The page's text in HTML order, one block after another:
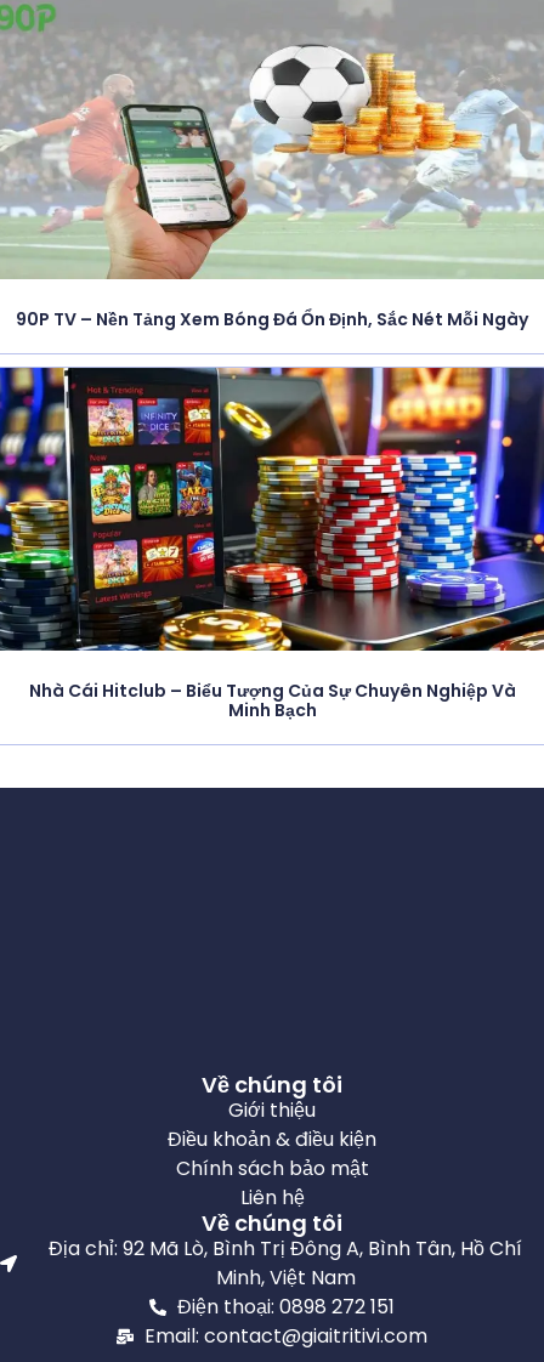
90P TV – Nền Tảng Xem Bóng Đá Ổn Định, Sắc Nét Mỗi Ngày
Nhà Cái Hitclub – Biểu Tượng Của Sự Chuyên Nghiệp Và
Minh Bạch
Về chúng tôi
Giới thiệu
Điều khoản & điều kiện
Chính sách bảo mật
Liên hệ
Về chúng tôi
Địa chỉ: 92 Mã Lò, Bình Trị Đông A, Bình Tân, Hồ Chí
Minh, Việt Nam
Điện thoại: 0898 272 151
Email: contact@giaitritivi.com